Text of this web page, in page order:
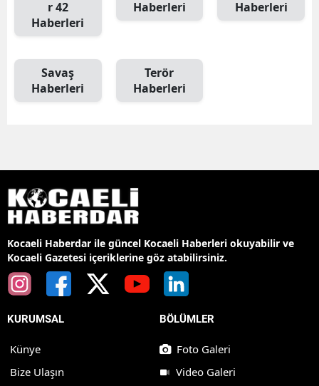
r 42
Haberleri
Haberleri
Haberleri
Savaş
Haberleri
Terör
Haberleri
Kocaeli Haberdar ile güncel Kocaeli Haberleri okuyabilir ve
Kocaeli Gazetesi içeriklerine göz atabilirsiniz.
KURUMSAL
Künye
Bize Ulaşın
BÖLÜMLER
Foto Galeri
Video Galeri